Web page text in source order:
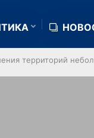
территорий